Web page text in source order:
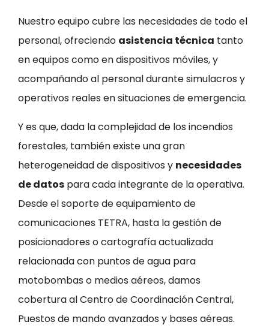
Nuestro equipo cubre las necesidades de todo el
personal, ofreciendo asistencia técnica tanto
en equipos como en dispositivos móviles, y
acompañando al personal durante simulacros y
operativos reales en situaciones de emergencia.
Y es que, dada la complejidad de los incendios
forestales, también existe una gran
heterogeneidad de dispositivos y necesidades
de datos para cada integrante de la operativa.
Desde el soporte de equipamiento de
comunicaciones TETRA, hasta la gestión de
posicionadores o cartografía actualizada
relacionada con puntos de agua para
motobombas o medios aéreos, damos
cobertura al Centro de Coordinación Central,
Puestos de mando avanzados y bases aéreas.